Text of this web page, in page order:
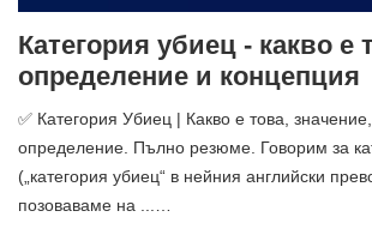
Категория убиец - какво е
определение и концепция
✅ Категория Убиец | Какво е това,
определение. Пълно резюме. Говорим за
(„категория убиец“ в нейния английски
позоваваме на ...…